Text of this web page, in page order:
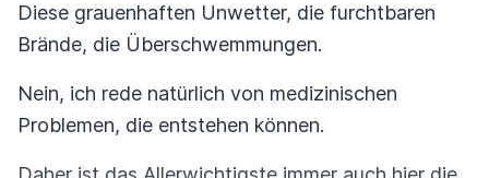
Diese grauenhaften Unwetter, die furchtbaren
Brände, die Überschwemmungen.
Nein, ich rede natürlich von medizinischen
Problemen, die entstehen können.